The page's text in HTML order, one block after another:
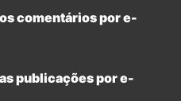
comentários por e-
publicações por e-